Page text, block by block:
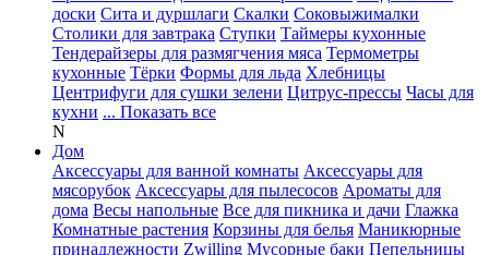
доски Сита и дуршлаги Скалки Соковыжималки
Столики для завтрака Ступки Таймеры кухонные
Тендерайзеры для размягчения мяса Термометры
кухонные Тёрки Формы для льда Хлебницы
Центрифуги для сушки зелени Цитрус-прессы Часы для
кухни ... Показать все
N
Дом
Аксессуары для ванной комнаты Аксессуары для
мясорубок Аксессуары для пылесосов Ароматы для
дома Весы напольные Все для пикника и дачи Глажка
Комнатные растения Корзины для белья Маникюрные
принадлежности Zwilling Мусорные баки Пепельницы